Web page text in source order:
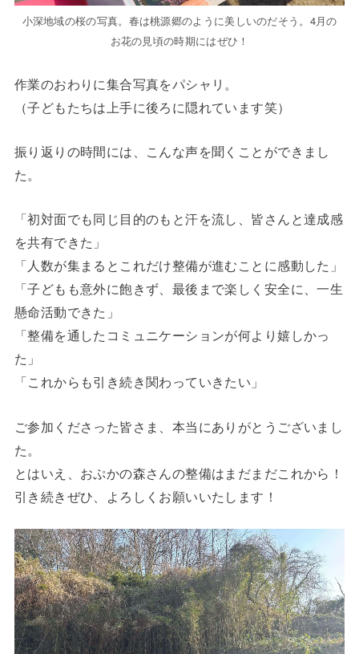
小深地域の桜の写真。春は桃源郷のように美しいのだそう。4月の
お花の見頃の時期にはぜひ！
作業のおわりに集合写真をパシャリ。
（子どもたちは上手に後ろに隠れています笑）
振り返りの時間には、こんな声を聞くことができまし
た。
「初対面でも同じ目的のもと汗を流し、皆さんと達成感
を共有できた」
「人数が集まるとこれだけ整備が進むことに感動した」
「子どもも意外に飽きず、最後まで楽しく安全に、一生
懸命活動できた」
「整備を通したコミュニケーションが何より嬉しかっ
た」
「これからも引き続き関わっていきたい」
ご参加くださった皆さま、本当にありがとうございまし
た。
とはいえ、おぷかの森さんの整備はまだまだこれから！
引き続きぜひ、よろしくお願いいたします！